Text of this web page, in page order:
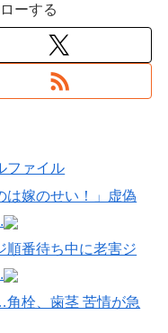
ーする
ファイル
は嫁のせい！」虚偽
順番待ち中に老害ジ
栓、歯茎 苦情が急